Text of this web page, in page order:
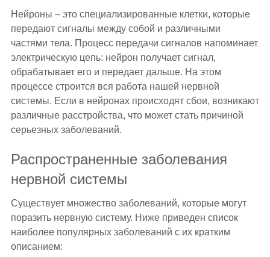
Нейроны – это специализированные клетки, которые
передают сигналы между собой и различными
частями тела. Процесс передачи сигналов напоминает
электрическую цепь: нейрон получает сигнал,
обрабатывает его и передает дальше. На этом
процессе строится вся работа нашей нервной
системы. Если в нейронах происходят сбои, возникают
различные расстройства, что может стать причиной
серьезных заболеваний.
Распространенные заболевания
нервной системы
Существует множество заболеваний, которые могут
поразить нервную систему. Ниже приведен список
наиболее популярных заболеваний с их кратким
описанием: